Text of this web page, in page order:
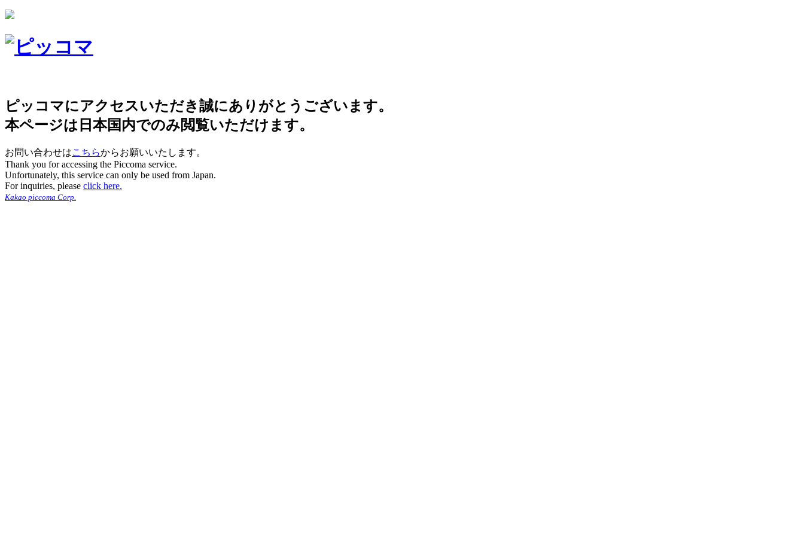
ピッコマにアクセスいただき誠にありがとうございます。
本ページは日本国内でのみ閲覧いただけます。
お問い合わせはこちらからお願いいたします。
Thank you for accessing the Piccoma service.
Unfortunately, this service can only be used from Japan.
For inquiries, please click here.
Kakao piccoma Corp.